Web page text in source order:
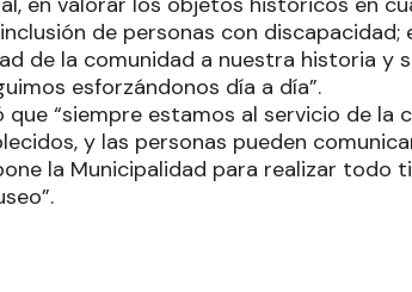
de personas con discapacidad;
de la comunidad a nuestra historia y
esforzándonos día a día”.
que “siempre estamos al servicio de
y las personas pueden
la Municipalidad para realizar todo